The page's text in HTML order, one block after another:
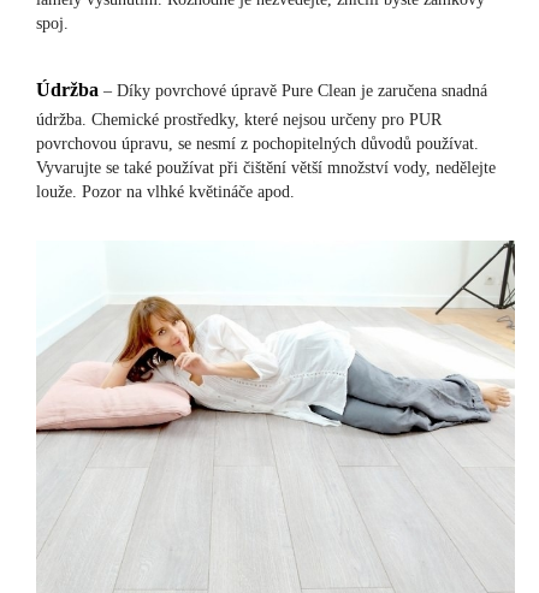
spoj.
Údržba – Díky povrchové úpravě Pure Clean je zaručena snadná
údržba. Chemické prostředky, které nejsou určeny pro PUR
povrchovou úpravu, se nesmí z pochopitelných důvodů používat.
Vyvarujte se také používat při čištění větší množství vody, nedělejte
louže. Pozor na vlhké květináče apod.